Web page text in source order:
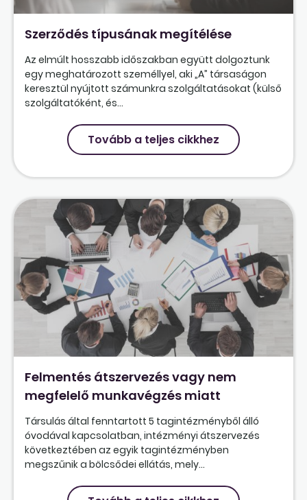
Szerződés típusának megítélése
Az elmúlt hosszabb időszakban együtt dolgoztunk
egy meghatározott személlyel, aki „A” társaságon
keresztül nyújtott számunkra szolgáltatásokat (külső
szolgáltatóként, és...
Tovább a teljes cikkhez
Felmentés átszervezés vagy nem
megfelelő munkavégzés miatt
Társulás által fenntartott 5 tagintézményből álló
óvodával kapcsolatban, intézményi átszervezés
következtében az egyik tagintézményben
megszűnik a bölcsődei ellátás, mely...